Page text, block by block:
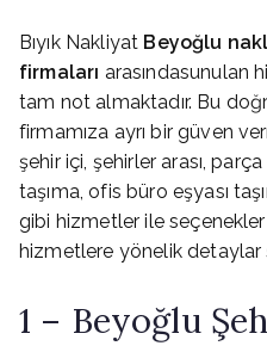
Bıyık Nakliyat Beyoğlu
firmaları arasındasunulan
tam not almaktadır. Bu
firmamıza ayrı bir güven
şehir içi, şehirler arası,
taşıma, ofis büro eşyası
gibi hizmetler ile seçenekler
hizmetlere yönelik detaylar
1 – Beyoğlu